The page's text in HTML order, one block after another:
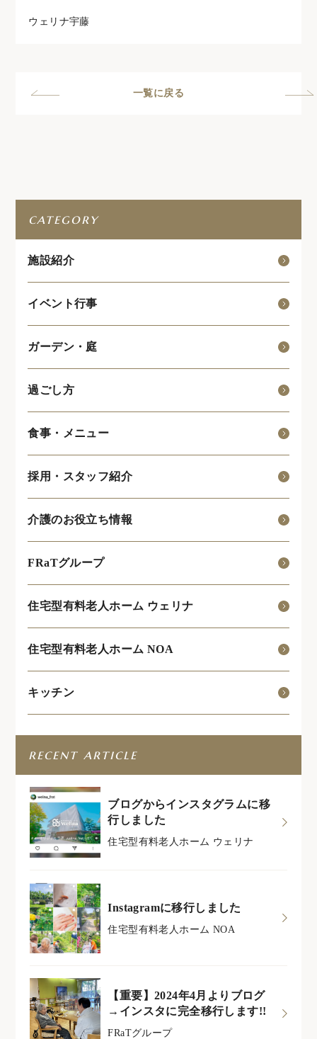
ウェリナ宇藤
一覧に戻る
category
施設紹介
イベント行事
ガーデン・庭
過ごし方
食事・メニュー
採用・スタッフ紹介
介護のお役立ち情報
FRaTグループ
住宅型有料老人ホーム ウェリナ
住宅型有料老人ホーム NOA
キッチン
recent article
ブログからインスタグラムに移
行しました
住宅型有料老人ホーム ウェリナ
Instagramに移行しました
住宅型有料老人ホーム NOA
【重要】2024年4月よりブログ
→インスタに完全移行します!!
FRaTグループ